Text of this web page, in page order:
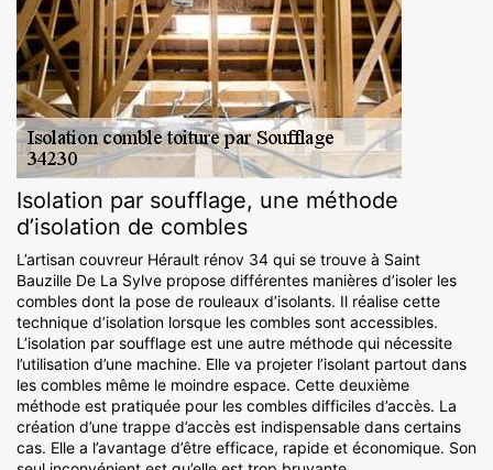
Isolation par soufflage, une méthode
d’isolation de combles
L’artisan couvreur Hérault rénov 34 qui se trouve à Saint
Bauzille De La Sylve propose différentes manières d’isoler les
combles dont la pose de rouleaux d’isolants. Il réalise cette
technique d’isolation lorsque les combles sont accessibles.
L’isolation par soufflage est une autre méthode qui nécessite
l’utilisation d’une machine. Elle va projeter l’isolant partout dans
les combles même le moindre espace. Cette deuxième
méthode est pratiquée pour les combles difficiles d’accès. La
création d’une trappe d’accès est indispensable dans certains
cas. Elle a l’avantage d’être efficace, rapide et économique. Son